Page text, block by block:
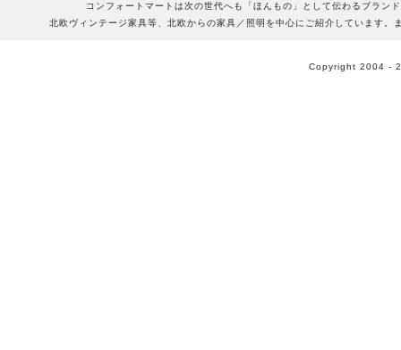
コンフォートマートは次の世代へも「ほんもの」として伝わるブラン
北欧ヴィンテージ家具等、北欧からの家具／照明を中心にご紹介しています
Copyright 2004 -